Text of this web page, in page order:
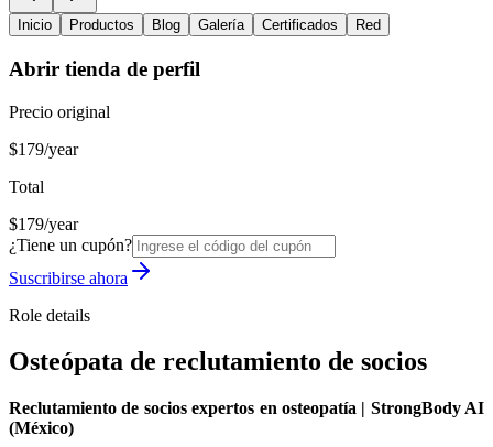
Inicio Productos Blog Galería Certificados Red
Abrir tienda de perfil
Precio original
$179/year
Total
$179/year
¿Tiene un cupón?
Suscribirse ahora
Role details
Osteópata de reclutamiento de socios
Reclutamiento de socios expertos en osteopatía | StrongBody AI
(México)